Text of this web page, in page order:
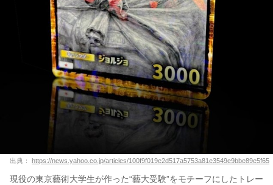
出典： https://news.yahoo.co.jp/articles/100f9f019e2d517a5753a81e3549e9bbe89e5f65
現役の東京藝術大学生が作った“藝大受験”をモチーフにしたトレー